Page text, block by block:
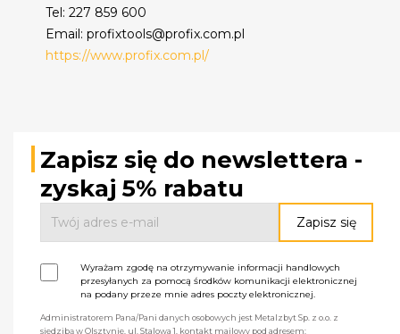
Tel: 227 859 600
Email: profixtools@profix.com.pl
https://www.profix.com.pl/
Zapisz się do newslettera -
zyskaj 5% rabatu
Wyrażam zgodę na otrzymywanie informacji handlowych
przesyłanych za pomocą środków komunikacji elektronicznej
na podany przeze mnie adres poczty elektronicznej.
Administratorem Pana/Pani danych osobowych jest Metalzbyt Sp. z o.o. z
siedzibą w Olsztynie, ul. Stalowa 1, kontakt mailowy pod adresem: